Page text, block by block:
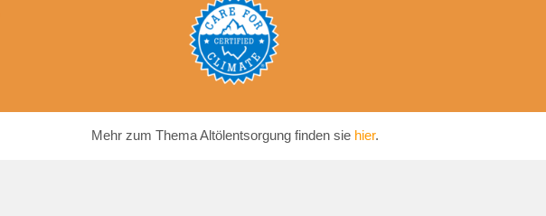
Mehr zum Thema Altölentsorgung finden sie hier.